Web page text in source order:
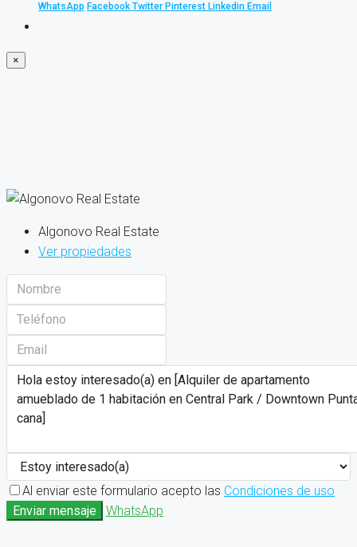
WhatsApp Facebook Twitter Pinterest Linkedin Email
×
Algonovo Real Estate
Ver propiedades
Al enviar este formulario acepto las Condiciones de uso
Enviar mensaje
WhatsApp